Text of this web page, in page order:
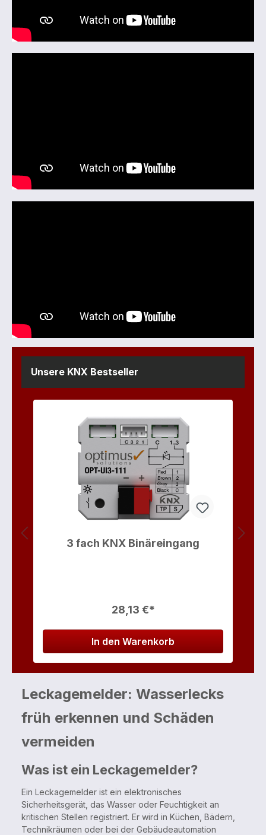
Unsere KNX Bestseller
3 fach KNX Binäreingang
28,13 €*
In den Warenkorb
Leckagemelder: Wasserlecks
früh erkennen und Schäden
vermeiden
Was ist ein Leckagemelder?
Ein Leckagemelder ist ein elektronisches
Sicherheitsgerät, das Wasser oder Feuchtigkeit an
kritischen Stellen registriert. Er wird in Küchen, Bädern,
Technikräumen oder bei der Gebäudeautomation